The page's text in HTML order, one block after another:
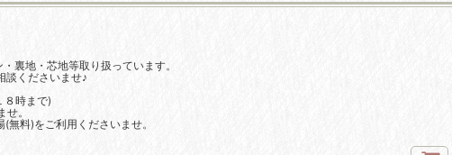
裏地・芯地等取り扱っています。
談くださいませ♪
８時まで)
。
料)をご利用くださいませ。